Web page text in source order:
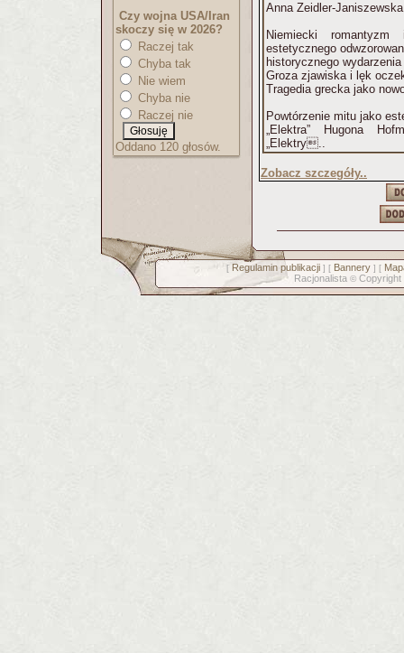
Czy wojna USA/Iran
skoczy się w 2026?
Raczej tak
Chyba tak
Nie wiem
Chyba nie
Raczej nie
Oddano 120 głosów.
Anna Zeidler-
Niemiecki
estetycznego
historycznego wydarzenia
Groza zjawiska i lęk
Tragedia grecka jako
Powtórzenie mitu jako
„Elektra” Hugona
„Elektry..
Zobacz szczegóły..
[ Regulamin publikacji] [ Bannery] [
Racjonalista © Copyright